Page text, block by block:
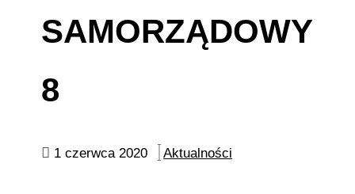
SAMORZĄDOWY
8
1 czerwca 2020 Aktualności